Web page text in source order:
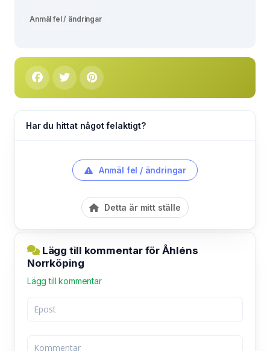
Anmäl fel / ändringar
Har du hittat något felaktigt?
Anmäl fel / ändringar
Detta är mitt ställe
Lägg till kommentar för Åhléns
Norrköping
Lägg till kommentar